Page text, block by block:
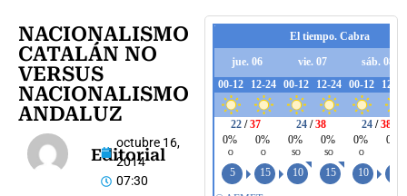
NACIONALISMO
CATALÁN NO
VERSUS
NACIONALISMO
ANDALUZ
Editorial
octubre 16,
2014
07:30